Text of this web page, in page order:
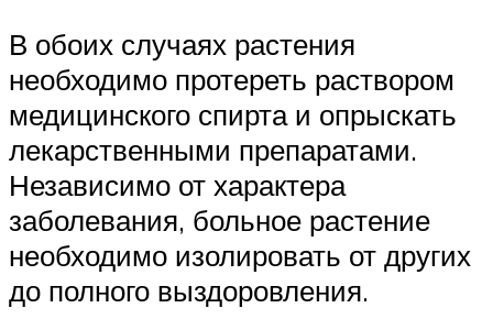
В обоих случаях растения
необходимо протереть раствором
медицинского спирта и опрыскать
лекарственными препаратами.
Независимо от характера
заболевания, больное растение
необходимо изолировать от других
до полного выздоровления.